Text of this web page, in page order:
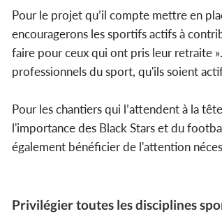
Pour le projet qu’il compte mettre en
encouragerons les sportifs actifs à
faire pour ceux qui ont pris leur retraite
professionnels du sport, qu'ils soient
Pour les chantiers qui l’attendent à la
l'importance des Black Stars et du
également bénéficier de l'attention
Privilégier toutes les disciplines